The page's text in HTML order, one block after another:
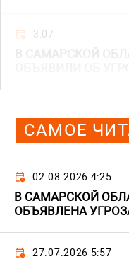
3:07
В САМАРСКОЙ
ОБЪЯВИЛИ ОБ
САМОЕ
02.08.2026 4:25
В САМАРСКОЙ
ОБЪЯВЛЕНА
27.07.2026 5:57